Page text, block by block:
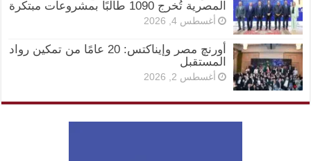
المصرية تُخرج 1090 طالبًا بمشروعات مبتكرة
أغسطس 4, 2026
أورنچ مصر وإيناكتس: 20 عامًا من تمكين رواد
المستقبل
أغسطس 2, 2026